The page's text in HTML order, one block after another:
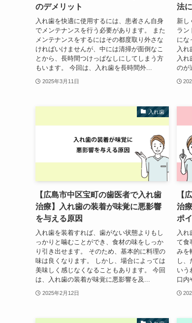
のデメリット
入れ歯を快適に使用するには、患者さん自身
でメンテナンスを行う必要があります。 また
メンテナンスをするにはその都度取り外さな
ければいけませんが、中には清掃が面倒なこ
とから、長時間つけっぱなしにしてしまう方
もいます。 今回は、入れ歯を長時間外...
2025年3月11日
法
新し
ラン
にな
入
入
のが
入れ歯
【広島市中区宝町の歯医者で入れ歯
治療】入れ歯の装着が味覚に悪影響
を与える原因
入れ歯を装着すれば、歯がない状態よりもし
っかりと噛むことができ、食材の味をしっか
り引き出せます。 そのため、基本的に料理の
味は良くなります。 しかし、場合によっては
美味しく感じなくなることもあります。 今回
は、入れ歯の装着が味覚に悪影響を及...
2025年2月12日
【
治
ポ
入
て食
みを
し、
いう
口内